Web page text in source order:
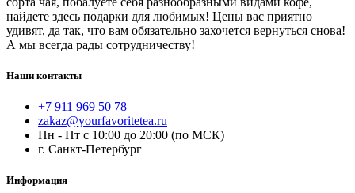
найдете здесь подарки для любимых! Цены вас приятно
удивят, да так, что вам обязательно захочется вернуться снова!
А мы всегда рады сотрудничеству!
Наши контакты
+7 911 969 50 78
zakaz@yourfavoritetea.ru
Пн - Пт с 10:00 до 20:00 (по МСК)
г. Санкт-Петербург
Информация